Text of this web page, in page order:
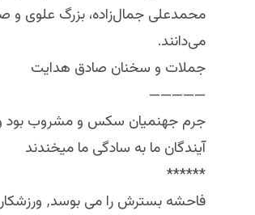
محمدعلی جمال‌زاده، بزرگ علوی و
می‌دانند.
جملات و سخنان صادق هدایت
—————
جرم جهنمیان سکس و مشروب
آیندگان ما به سادگی ما میخندند
******
فاحشه بسترش را می بوسد٬ ورزشکار چهار گوشه ی زمین را وآخوند قرآنش را